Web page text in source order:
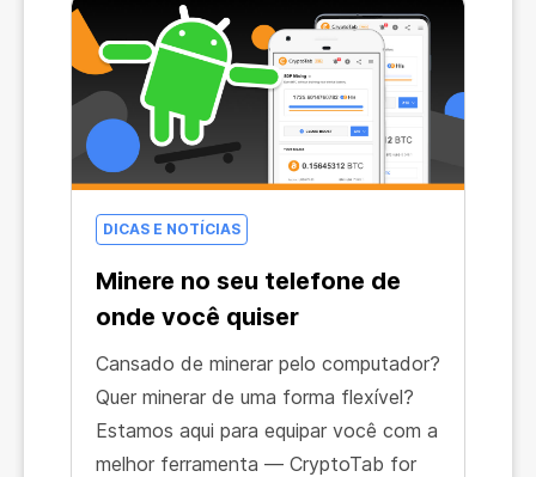
oferta: torne-se um profissional por
um preço baixo recorde.
DICAS E NOTÍCIAS
Minere no seu telefone de
onde você quiser
Cansado de minerar pelo computador?
Quer minerar de uma forma flexível?
Estamos aqui para equipar você com a
melhor ferramenta ― CryptoTab for